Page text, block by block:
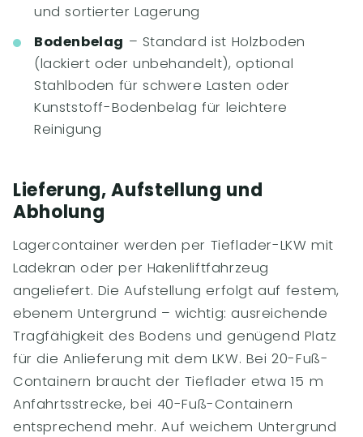
und sortierter Lagerung
Bodenbelag – Standard ist Holzboden
(lackiert oder unbehandelt), optional
Stahlboden für schwere Lasten oder
Kunststoff-Bodenbelag für leichtere
Reinigung
Lieferung, Aufstellung und
Abholung
Lagercontainer werden per Tieflader-LKW mit
Ladekran oder per Hakenliftfahrzeug
angeliefert. Die Aufstellung erfolgt auf festem,
ebenem Untergrund – wichtig: ausreichende
Tragfähigkeit des Bodens und genügend Platz
für die Anlieferung mit dem LKW. Bei 20-Fuß-
Containern braucht der Tieflader etwa 15 m
Anfahrtsstrecke, bei 40-Fuß-Containern
entsprechend mehr. Auf weichem Untergrund